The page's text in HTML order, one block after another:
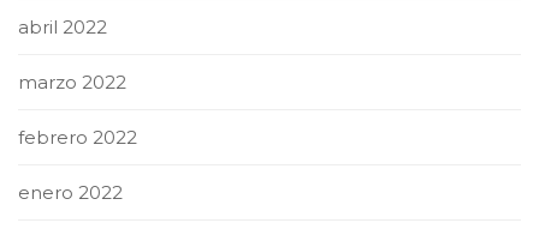
abril 2022
marzo 2022
febrero 2022
enero 2022